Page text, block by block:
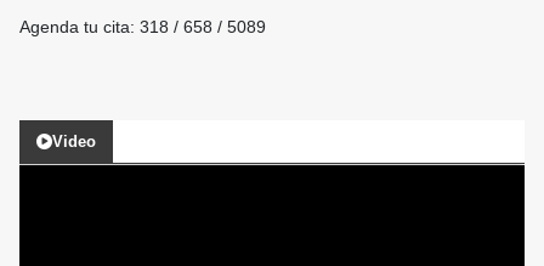
Agenda tu cita: 318 / 658 / 5089
Video